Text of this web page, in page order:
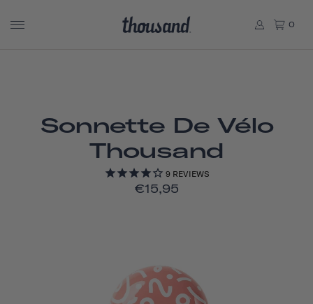
0
Sonnette De Vélo
Thousand
9 REVIEWS
€15,95